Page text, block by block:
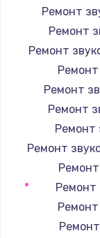
Замена
Ремонт
Ремонт
Ремонт
Ремонт
Ремонт
Ремонт
Ремонт
Ремонт
Ремонт
Ремонт